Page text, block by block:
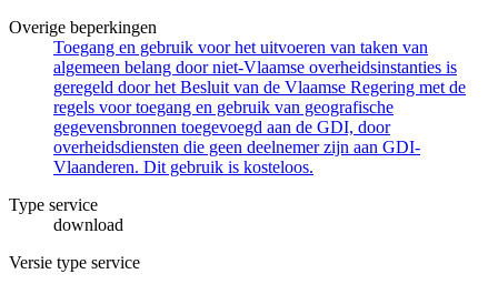
Overige beperkingen
Toegang en gebruik voor het uitvoeren van taken van
algemeen belang door niet-Vlaamse overheidsinstanties is
geregeld door het Besluit van de Vlaamse Regering met de
regels voor toegang en gebruik van geografische
gegevensbronnen toegevoegd aan de GDI, door
overheidsdiensten die geen deelnemer zijn aan GDI-
Vlaanderen. Dit gebruik is kosteloos.
Type service
download
Versie type service